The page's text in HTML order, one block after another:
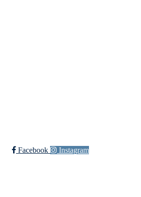
Facebook Instagram